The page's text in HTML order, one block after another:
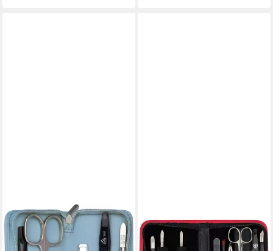
ERBE
Maniküre-Etui Siena, 5 tlg.,
Lederetui mit Zippverschluss
3 SCHWERTER
Maniküre-Etui Nagelpflege,
Maniküre Set "London" mit